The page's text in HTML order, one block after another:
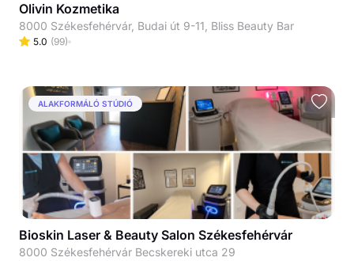
Olivin Kozmetika
8000 Székesfehérvár, Budai út 9-11, Bliss Beauty Bar
5.0 (99)
ALAKFORMÁLÓ STÚDIÓ
Bioskin Laser & Beauty Salon Székesfehérvár
8000 Székesfehérvár Becskereki utca 29